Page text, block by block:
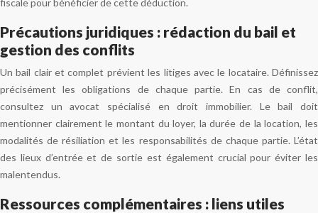
Précautions juridiques : rédaction du bail et
gestion des conflits
Un bail clair et complet prévient les litiges avec le locataire. Définissez
précisément les obligations de chaque partie. En cas de conflit,
consultez un avocat spécialisé en droit immobilier. Le bail doit
mentionner clairement le montant du loyer, la durée de la location, les
modalités de résiliation et les responsabilités de chaque partie. L’état
des lieux d’entrée et de sortie est également crucial pour éviter les
malentendus.
Ressources complémentaires : liens utiles